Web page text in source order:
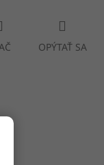
OPÝTAŤ SA